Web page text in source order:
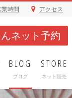
業時間 アクセス
ネット予約
BLOG
ブログ
STORE
ネット販売